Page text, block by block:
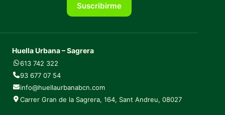
Suscribirme
Huella Urbana – Sagrera
613 742 322
93 677 07 54
info@huellaurbanabcn.com
Carrer Gran de la Sagrera, 164, Sant Andreu, 08027